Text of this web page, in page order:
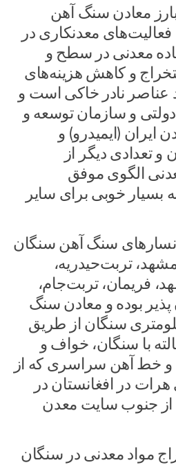
معادن سنگ آهن
معدنکاری در
ماده معدنی در سطح و
و کاهش هزینه‌های
عناصر نادر خاکی است و
و سازمان توسعه و
ایران (ایمیدرو) و
و تعدادی دیگر از
الگوی موفق
بسیار خوبی برای سایر
سنگ آهن سنگان
تربت‌حیدریه،
فریمان، تربت‌جام،
پذیر بوده و معادن سنگ
در ۱۸ کیلومتری سنگان از طریق
با سنگان، خواف و
و خط آهن سراسری که از
در افغانستان در
جنوب سایت معدن
مواد معدنی در سنگان